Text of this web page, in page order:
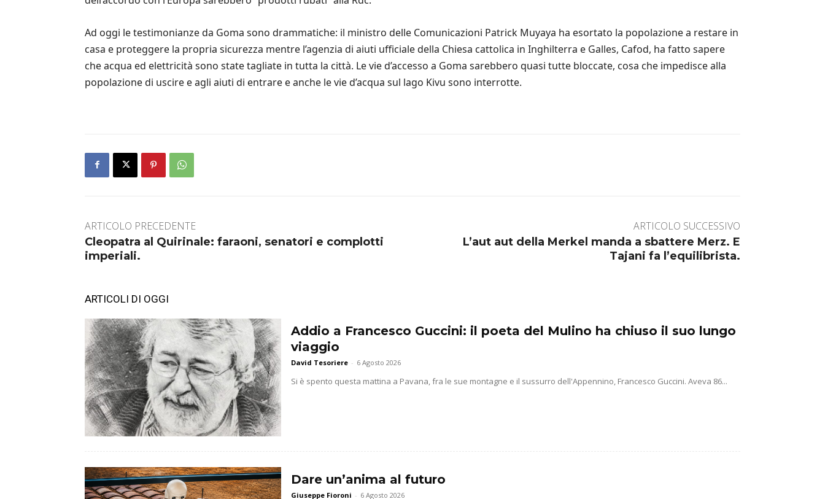
Ad oggi le testimonianze da Goma sono drammatiche: il ministro delle Comunicazioni Patrick Muyaya ha esortato la popolazione a restare in
casa e proteggere la propria sicurezza mentre l’agenzia di aiuti ufficiale della Chiesa cattolica in Inghilterra e Galles, Cafod, ha fatto sapere
che acqua ed elettricità sono state tagliate in tutta la città. Le vie d’accesso a Goma sarebbero quasi tutte bloccate, cosa che impedisce alla
popolazione di uscire e agli aiuti di entrare e anche le vie d’acqua sul lago Kivu sono interrotte.
ARTICOLO PRECEDENTE
Cleopatra al Quirinale: faraoni, senatori e complotti
imperiali.
ARTICOLO SUCCESSIVO
L’aut aut della Merkel manda a sbattere Merz. E
Tajani fa l’equilibrista.
ARTICOLI DI OGGI
Addio a Francesco Guccini: il poeta del Mulino ha chiuso il suo lungo
viaggio
David Tesoriere - 6 Agosto 2026
Si è spento questa mattina a Pavana, fra le sue montagne e il sussurro dell'Appennino, Francesco Guccini. Aveva 86...
Dare un’anima al futuro
Giuseppe Fioroni - 6 Agosto 2026